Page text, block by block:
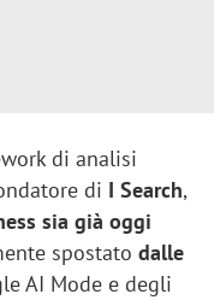
di analisi
di I Search,
sia già oggi
spostato dalle
AI Mode e degli